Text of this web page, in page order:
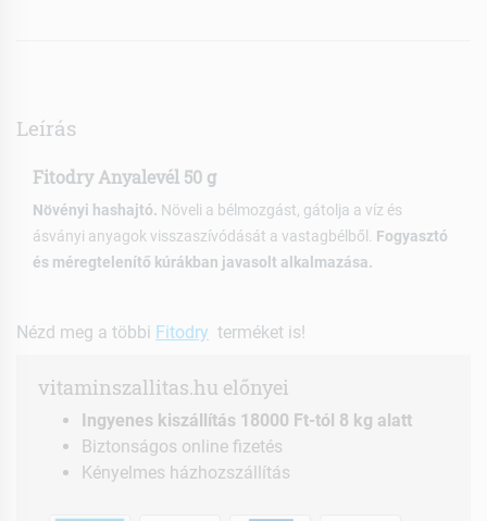
Leírás
Fitodry Anyalevél 50 g
Növényi hashajtó. Növeli a bélmozgást, gátolja a víz és
ásványi anyagok visszaszívódását a vastagbélből. Fogyasztó
és méregtelenítő kúrákban javasolt alkalmazása.
Nézd meg a többi Fitodry terméket is!
vitaminszallitas.hu előnyei
Ingyenes kiszállítás 18000 Ft-tól 8 kg alatt
Biztonságos online fizetés
Kényelmes házhozszállítás